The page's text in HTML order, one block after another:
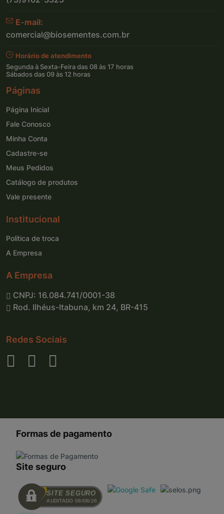
E-mail:
comercial@biosementes.com.br
Horário de atendimento
Segunda à Sexta-Feira das 08 às 17 horas
Sábados das 09 às 12 horas
Páginas
Página Inicial
Fale Conosco
Minha Conta
Cadastre-se
Meus Pedidos
Catálogo de produtos
Vale presente
Institucional
Política de troca
A Empresa
A Empresa
CNPJ: 16.084.741/0001-38
Rod. Ilhéus-Itabuna, km 24, BR-415
Redes Sociais
Formas de pagamento
Site seguro
SITE SEGURO
AUDITADO 08/08/26